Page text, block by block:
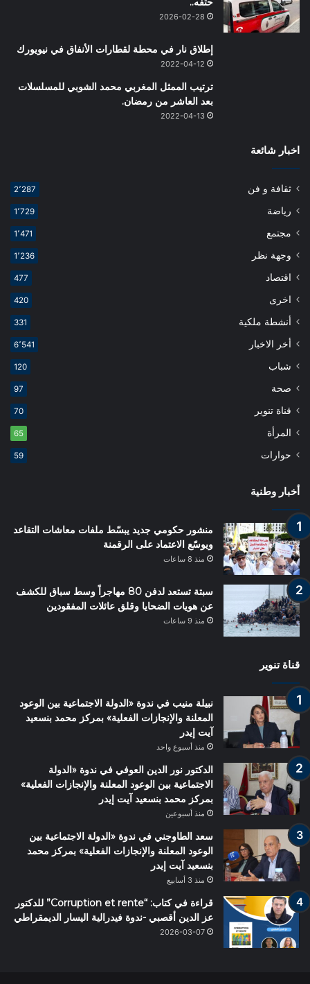
2026-02-28
إطلاق نار في محطة لقطارات الأنفاق في نيويورك
2022-04-12
ترتيب الممثل المغربي محمد الشوبي للمسلسلات
بعد العاشر من رمضان.
2022-04-13
اخبار شائعة
ثقافة و فن 2٬287
رياضة 1٬729
مجتمع 1٬471
وجهة نظر 1٬236
اقتصاد 477
اخرى 420
أنشطة ملكية 331
أخر الاخبار 6٬541
شباب 120
صحة 97
قناة تنوير 70
المرأة 65
حوارات 59
أخبار وطنية
منشور حكومي جديد يبسّط ملفات معاشات التقاعد
ويوسّع الاعتماد على الرقمنة
منذ 8 ساعات
سبتة تستعد لدفن 80 مهاجراً وسط سباق للكشف
عن هويات الضحايا وقلق عائلات المفقودين
منذ 9 ساعات
قناة تنوير
نبيلة منيب في ندوة «الدولة الاجتماعية بين الوعود
المعلنة والإنجازات الفعلية» بمركز محمد بنسعيد
آيت إيدر
منذ أسبوع واحد
الدكتور نور الدين العوفي في ندوة «الدولة
الاجتماعية بين الوعود المعلنة والإنجازات الفعلية»
بمركز محمد بنسعيد آيت إيدر
منذ أسبوعين
سعد الطاوجني في ندوة «الدولة الاجتماعية بين
الوعود المعلنة والإنجازات الفعلية» بمركز محمد
بنسعيد آيت إيدر
منذ 3 أسابيع
قراءة في كتاب: “Corruption et rente” للدكتور
عز الدين أقصبي -ندوة فيدرالية اليسار الديمقراطي
2026-03-07